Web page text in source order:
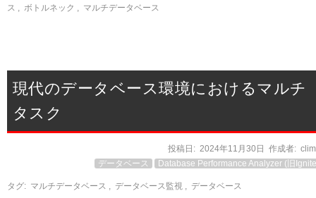
ス , ボトルネック , マルチデータベース
現代のデータベース環境におけるマルチ
タスク
投稿日: 2024年11月30日 作成者:
データベース
Database Performance Analyzer (旧
タグ: マルチデータベース , データベース監視 , データベース